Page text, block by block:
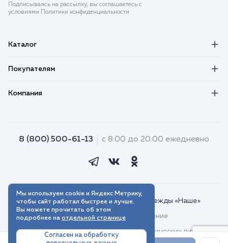
Подписываясь на рассылку, вы соглашаетесь с
условиями Политики конфиденциальности
Каталог
Покупателям
Компания
8 (800) 500-61-13 с 8:00 до 20:00 ежедневно
© 2018–2026. Интернет-магазин одежды «Наше»
Пользовательское соглашение
Договор присоединения для юридических лиц
Мы используем cookie и Яндекс Метрику,
чтобы сайт работал быстрее и лучше.
Вы можете прочитать об этом
подробнее на отдельной странице
Согласен на обработку